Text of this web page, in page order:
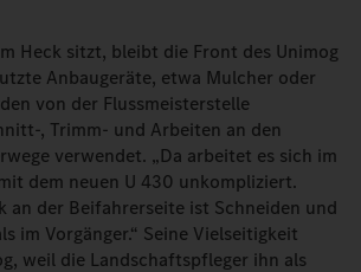
Heck sitzt, bleibt die Front des Unimog
Anbaugeräte, etwa Mulcher oder
von der Flussmeisterstelle
, Trimm- und Arbeiten an den
verwendet. „Da arbeitet es sich im
dem neuen U 430 unkompliziert.
an der Beifahrerseite ist Schneiden und
im Vorgänger.“ Seine Vielseitigkeit
weil die Landschaftspfleger ihn als